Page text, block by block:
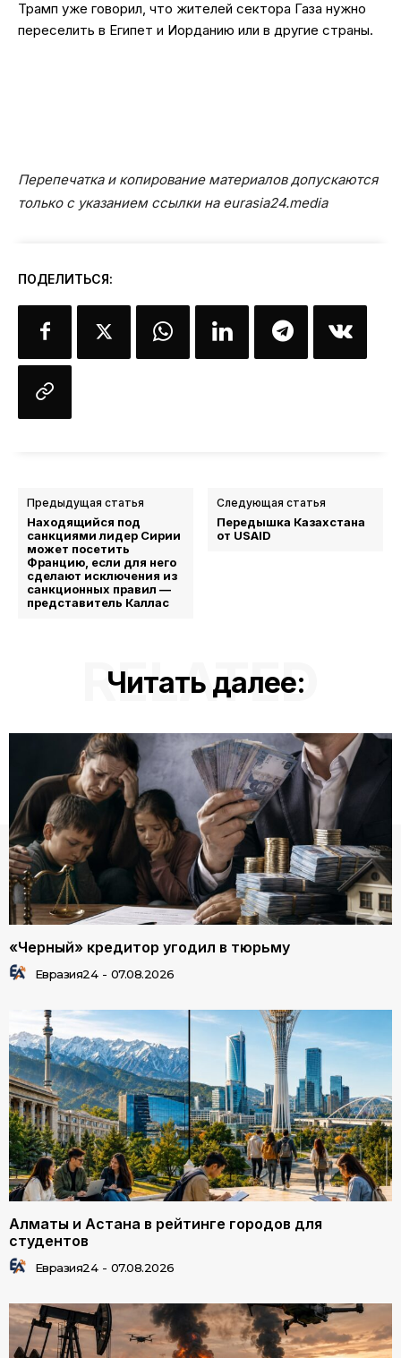
Трамп уже говорил, что жителей сектора Газа нужно
переселить в Египет и Иорданию или в другие страны.
Перепечатка и копирование материалов допускаются
только с указанием ссылки на eurasia24.media
ПОДЕЛИТЬСЯ:
Предыдущая статья
Находящийся под
санкциями лидер Сирии
может посетить
Францию, если для него
сделают исключения из
санкционных правил —
представитель Каллас
Следующая статья
Передышка Казахстана
от USAID
Читать далее:
RELATED
«Черный» кредитор угодил в тюрьму
Евразия24 - 07.08.2026
Алматы и Астана в рейтинге городов для
студентов
Евразия24 - 07.08.2026